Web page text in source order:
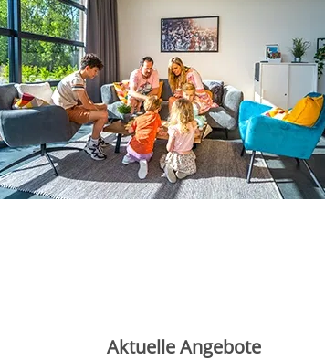
Aktuelle Angebote